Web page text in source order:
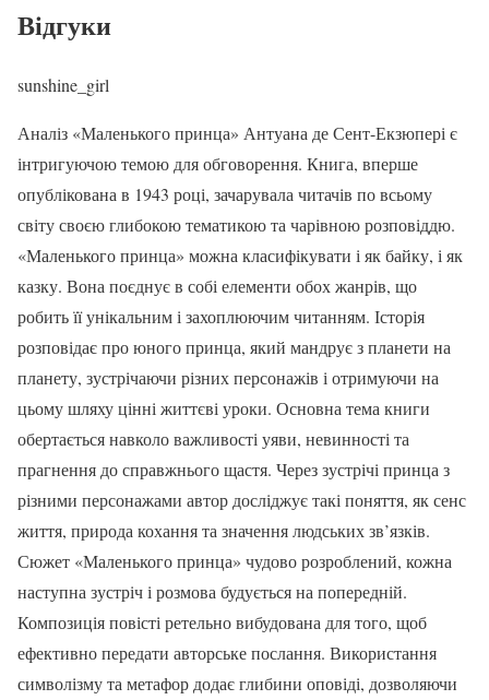
Відгуки
sunshine_girl
Аналіз «Маленького принца» Антуана де Сент-Екзюпері є
інтригуючою темою для обговорення. Книга, вперше
опублікована в 1943 році, зачарувала читачів по всьому
світу своєю глибокою тематикою та чарівною розповіддю.
«Маленького принца» можна класифікувати і як байку, і як
казку. Вона поєднує в собі елементи обох жанрів, що
робить її унікальним і захоплюючим читанням. Історія
розповідає про юного принца, який мандрує з планети на
планету, зустрічаючи різних персонажів і отримуючи на
цьому шляху цінні життєві уроки. Основна тема книги
обертається навколо важливості уяви, невинності та
прагнення до справжнього щастя. Через зустрічі принца з
різними персонажами автор досліджує такі поняття, як сенс
життя, природа кохання та значення людських зв’язків.
Сюжет «Маленького принца» чудово розроблений, кожна
наступна зустріч і розмова будується на попередній.
Композиція повісті ретельно вибудована для того, щоб
ефективно передати авторське послання. Використання
символізму та метафор додає глибини оповіді, дозволяючи